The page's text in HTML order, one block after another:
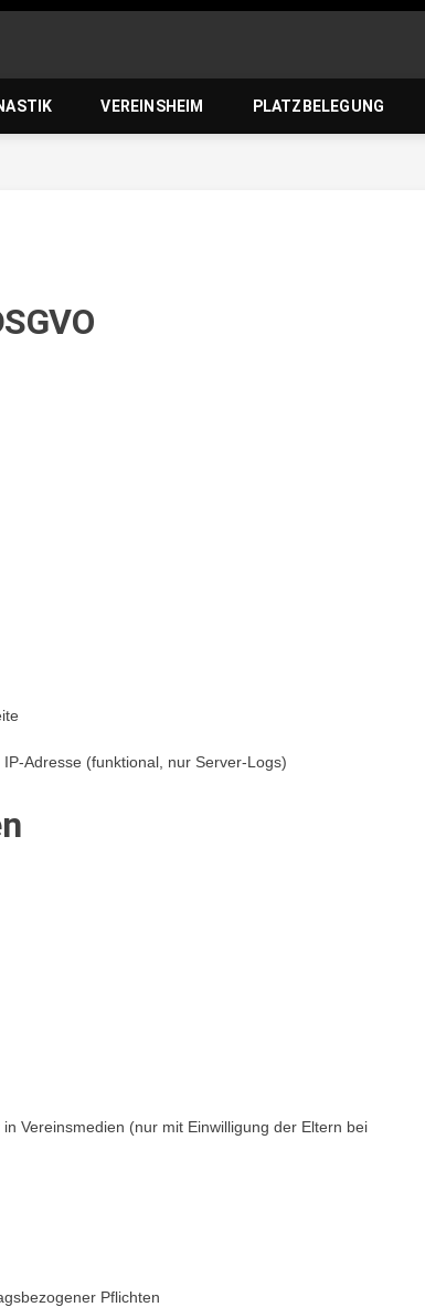
1950
VEREINSHEIM PLATZBELEGUNG
Adresse (funktional, nur Server-Logs)
Vereinsmedien (nur mit Einwilligung der Eltern bei
Pflichten